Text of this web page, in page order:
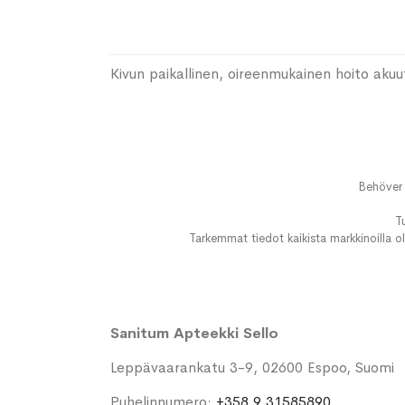
Kivun paikallinen, oireenmukainen hoito
Tarkemmat tiedot kaikista markkinoilla
Sanitum Apteekki Sello
Leppävaarankatu 3-9, 02600 Espoo, Suomi